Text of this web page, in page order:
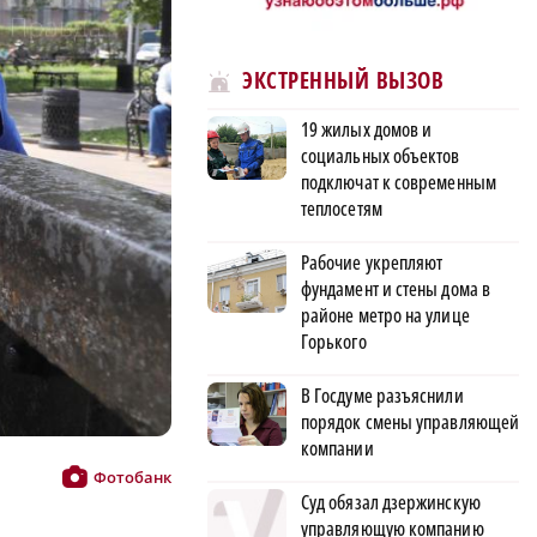
Фотобанк
ЭКСТРЕННЫЙ ВЫЗОВ
19 жилых домов и
социальных объектов
подключат к современным
теплосетям
Рабочие укрепляют
фундамент и стены дома в
районе метро на улице
Горького
В Госдуме разъяснили
порядок смены управляющей
компании
Суд обязал дзержинскую
управляющую компанию